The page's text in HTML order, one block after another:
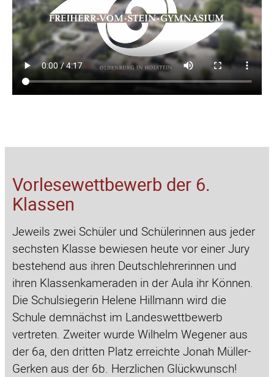
Vorlesewettbewerb der 6.
Klassen
Jeweils zwei Schüler und Schülerinnen aus jeder
sechsten Klasse bewiesen heute vor einer Jury
bestehend aus ihren Deutschlehrerinnen und
ihren Klassenkameraden in der Aula ihr Können.
Die Schulsiegerin Helene Hillmann wird die
Schule demnächst im Landeswettbewerb
vertreten. Zweiter wurde Wilhelm Wegener aus
der 6a, den dritten Platz erreichte Jonah Müller-
Gerken aus der 6b. Herzlichen Glückwunsch!